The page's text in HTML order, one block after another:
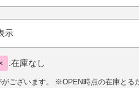
示
在庫なし
ございます。
※OPEN時点の在庫とる